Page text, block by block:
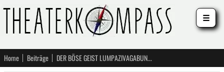
Home Beiträge DER BÖSE GEIST LUMPAZIVAGABUNDUS oder: Das liederliche Kleeblatt - Zauberposse mit Gesang von Johann Nestroy - Tiroler Landestheater Innsbruck
☰